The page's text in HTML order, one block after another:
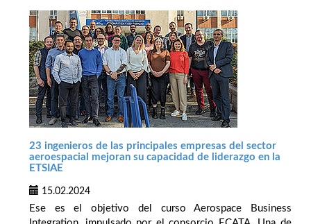
23 ingenieros de las principales empresas del sector
aeroespacial mejoran su capacidad de liderazgo en la
ETSIAE
15.02.2024
Ese es el objetivo del curso Aerospace Business